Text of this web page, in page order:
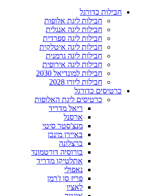
חבילות כדורגל
חבילות ליגת אלופות
חבילות ליגה אנגלית
חבילות ליגה ספרדית
חבילות ליגה איטלקית
חבילות ליגה גרמנית
חבילות ליגה אירופית
חבילות למונדיאל 2030
חבילות ליורו 2028
כרטיסים כדורגל
כרטיסים ליגת האלופות
ריאל מדריד
ארסנל
מנצ'סטר סיטי
באיירן מינכן
ברצלונה
בורוסיה דורטמונד
אתלטיקו מדריד
נאפולי
פריז סן ז'רמן
לאציו